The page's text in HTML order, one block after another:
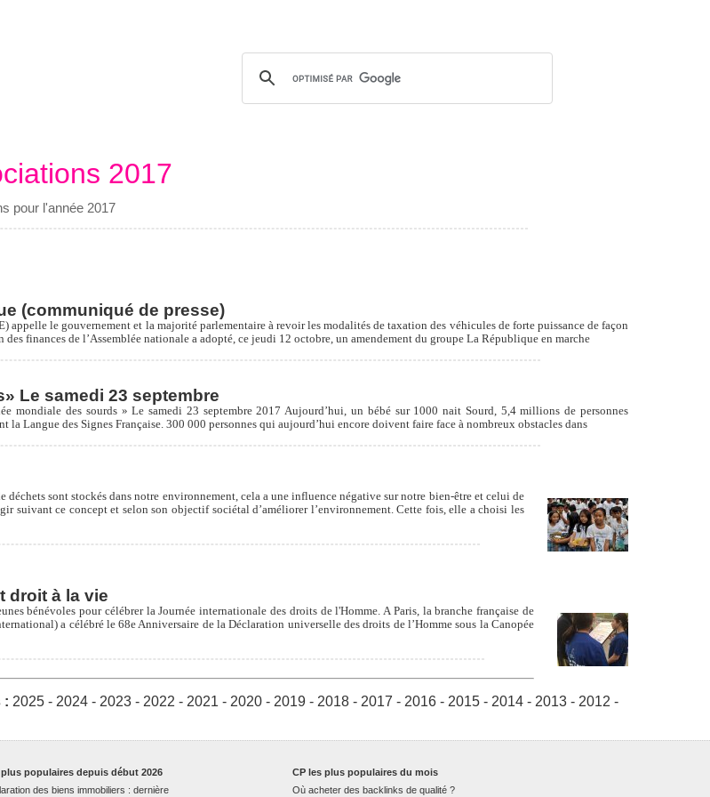
2017
pour l'année 2017
(communiqué de presse)
appelle le gouvernement et la majorité parlementaire à revoir les modalités de taxation des véhicules de forte puissance de façon
finances de l’Assemblée nationale a adopté, ce jeudi 12 octobre, un amendement du groupe La République en marche
Le samedi 23 septembre
mondiale des sourds » Le samedi 23 septembre 2017 Aujourd’hui, un bébé sur 1000 nait Sourd, 5,4 millions de personnes
Langue des Signes Française. 300 000 personnes qui aujourd’hui encore doivent faire face à nombreux obstacles dans
sont stockés dans notre environnement, cela a une influence négative sur notre bien-être et celui de
suivant ce concept et selon son objectif sociétal d’améliorer l’environnement. Cette fois, elle a choisi les
droit à la vie
bénévoles pour célébrer la Journée internationale des droits de l'Homme. A Paris, la branche française de
a célébré le 68e Anniversaire de la Déclaration universelle des droits de l’Homme sous la Canopée
: 2025 - 2024 - 2023 - 2022 - 2021 - 2020 - 2019 - 2018 - 2017 - 2016 - 2015 - 2014 - 2013 - 2012 -
CP les plus populaires du mois
Où acheter des backlinks de qualité ?
populaires depuis début 2026
des biens immobiliers : dernière